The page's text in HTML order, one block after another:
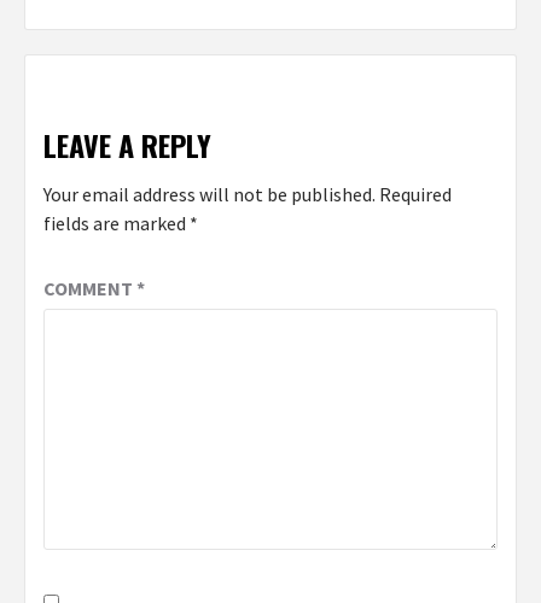
LEAVE A REPLY
Your email address will not be published. Required
fields are marked *
COMMENT *